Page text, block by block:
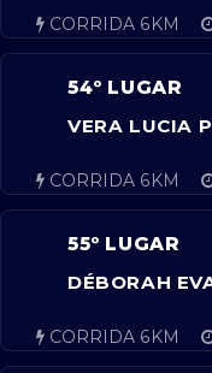
CORRIDA 6KM
54º LUGAR
VERA LUCIA
CORRIDA 6KM
55º LUGAR
DÉBORAH
CORRIDA 6KM